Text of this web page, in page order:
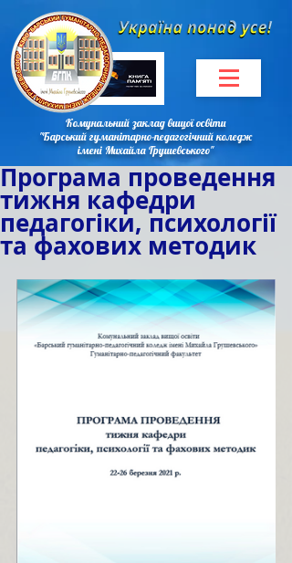
Комунальний заклад вищої освіти
"Барський гуманітарно-педагогічний коледж
імені Михайла Грушевського"
Програма проведення
тижня кафедри
педагогіки, психології
та фахових методик